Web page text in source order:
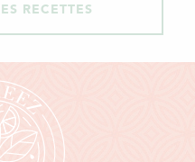
RECETTES